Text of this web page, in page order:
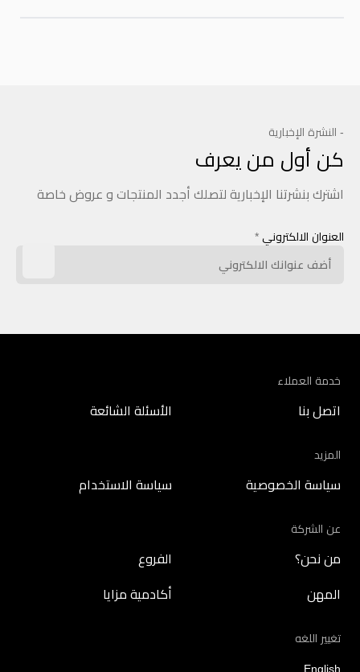
- النشرة الإخبارية
كن أول من يعرف
اشترك بنشرتنا الإخبارية لتصلك أجدد المنتجات و عروض خاصة
العنوان الالكتروني *
خدمة العملاء
اتصل بنا الأسئلة الشائعة
المزيد
سياسة الخصوصية سياسة الاستخدام
عن الشركة
من نحن؟ الفروع
المهن أكادمية مزايا
تغيير اللغه
English